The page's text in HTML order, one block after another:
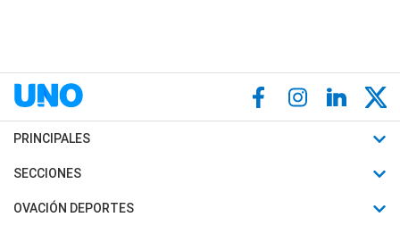
PRINCIPALES
Últimas Noticias
Política
SECCIONES
Horóscopo
OVACIÓN DEPORTES